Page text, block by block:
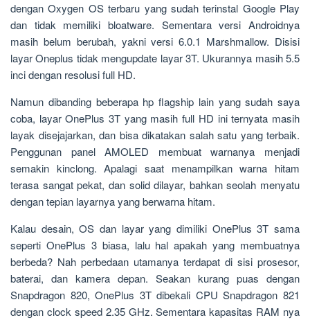
dengan Oxygen OS terbaru yang sudah terinstal Google Play
dan tidak memiliki bloatware. Sementara versi Androidnya
masih belum berubah, yakni versi 6.0.1 Marshmallow. Disisi
layar Oneplus tidak mengupdate layar 3T. Ukurannya masih 5.5
inci dengan resolusi full HD.
Namun dibanding beberapa hp flagship lain yang sudah saya
coba, layar OnePlus 3T yang masih full HD ini ternyata masih
layak disejajarkan, dan bisa dikatakan salah satu yang terbaik.
Penggunan panel AMOLED membuat warnanya menjadi
semakin kinclong. Apalagi saat menampilkan warna hitam
terasa sangat pekat, dan solid dilayar, bahkan seolah menyatu
dengan tepian layarnya yang berwarna hitam.
Kalau desain, OS dan layar yang dimiliki OnePlus 3T sama
seperti OnePlus 3 biasa, lalu hal apakah yang membuatnya
berbeda? Nah perbedaan utamanya terdapat di sisi prosesor,
baterai, dan kamera depan. Seakan kurang puas dengan
Snapdragon 820, OnePlus 3T dibekali CPU Snapdragon 821
dengan clock speed 2.35 GHz. Sementara kapasitas RAM nya